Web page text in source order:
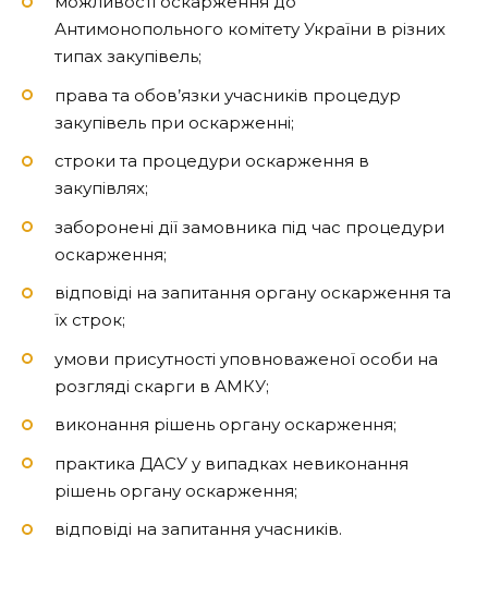
Антимонопольного комітету України в різних
типах закупівель;
права та обов’язки учасників процедур
закупівель при оскарженні;
строки та процедури оскарження в
закупівлях;
заборонені дії замовника під час процедури
оскарження;
відповіді на запитання органу оскарження та
їх строк;
умови присутності уповноваженої особи на
розгляді скарги в АМКУ;
виконання рішень органу оскарження;
практика ДАСУ у випадках невиконання
рішень органу оскарження;
відповіді на запитання учасників.